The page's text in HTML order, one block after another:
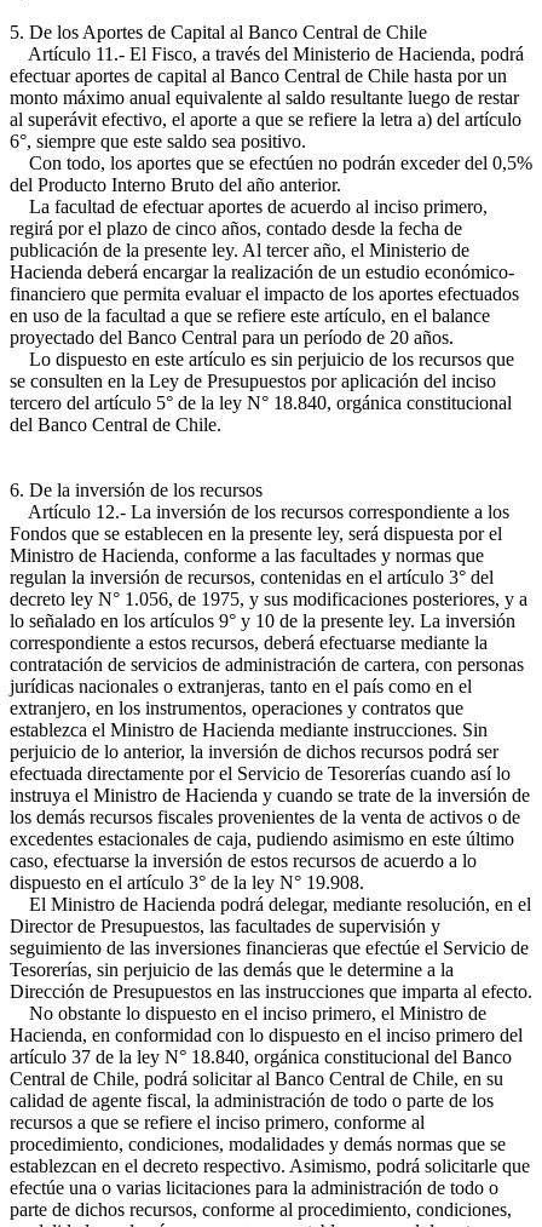
5. De los Aportes de Capital al Banco Central de Chile
Artículo 11.- El Fisco, a través del Ministerio de Hacienda, podrá
efectuar aportes de capital al Banco Central de Chile hasta por un
monto máximo anual equivalente al saldo resultante luego de restar
al superávit efectivo, el aporte a que se refiere la letra a) del artículo
6°, siempre que este saldo sea positivo.
Con todo, los aportes que se efectúen no podrán exceder del 0,5%
del Producto Interno Bruto del año anterior.
La facultad de efectuar aportes de acuerdo al inciso primero,
regirá por el plazo de cinco años, contado desde la fecha de
publicación de la presente ley. Al tercer año, el Ministerio de
Hacienda deberá encargar la realización de un estudio económico-
financiero que permita evaluar el impacto de los aportes efectuados
en uso de la facultad a que se refiere este artículo, en el balance
proyectado del Banco Central para un período de 20 años.
Lo dispuesto en este artículo es sin perjuicio de los recursos que
se consulten en la Ley de Presupuestos por aplicación del inciso
tercero del artículo 5° de la ley N° 18.840, orgánica constitucional
del Banco Central de Chile.
6. De la inversión de los recursos
Artículo 12.- La inversión de los recursos correspondiente a los
Fondos que se establecen en la presente ley, será dispuesta por el
Ministro de Hacienda, conforme a las facultades y normas que
regulan la inversión de recursos, contenidas en el artículo 3° del
decreto ley N° 1.056, de 1975, y sus modificaciones posteriores, y a
lo señalado en los artículos 9° y 10 de la presente ley. La inversión
correspondiente a estos recursos, deberá efectuarse mediante la
contratación de servicios de administración de cartera, con personas
jurídicas nacionales o extranjeras, tanto en el país como en el
extranjero, en los instrumentos, operaciones y contratos que
establezca el Ministro de Hacienda mediante instrucciones. Sin
perjuicio de lo anterior, la inversión de dichos recursos podrá ser
efectuada directamente por el Servicio de Tesorerías cuando así lo
instruya el Ministro de Hacienda y cuando se trate de la inversión de
los demás recursos fiscales provenientes de la venta de activos o de
excedentes estacionales de caja, pudiendo asimismo en este último
caso, efectuarse la inversión de estos recursos de acuerdo a lo
dispuesto en el artículo 3° de la ley N° 19.908.
El Ministro de Hacienda podrá delegar, mediante resolución, en el
Director de Presupuestos, las facultades de supervisión y
seguimiento de las inversiones financieras que efectúe el Servicio de
Tesorerías, sin perjuicio de las demás que le determine a la
Dirección de Presupuestos en las instrucciones que imparta al efecto.
No obstante lo dispuesto en el inciso primero, el Ministro de
Hacienda, en conformidad con lo dispuesto en el inciso primero del
artículo 37 de la ley N° 18.840, orgánica constitucional del Banco
Central de Chile, podrá solicitar al Banco Central de Chile, en su
calidad de agente fiscal, la administración de todo o parte de los
recursos a que se refiere el inciso primero, conforme al
procedimiento, condiciones, modalidades y demás normas que se
establezcan en el decreto respectivo. Asimismo, podrá solicitarle que
efectúe una o varias licitaciones para la administración de todo o
parte de dichos recursos, conforme al procedimiento, condiciones,